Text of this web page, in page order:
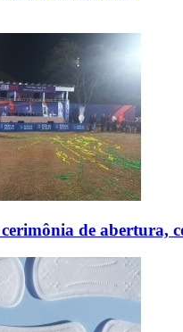
de abertura,